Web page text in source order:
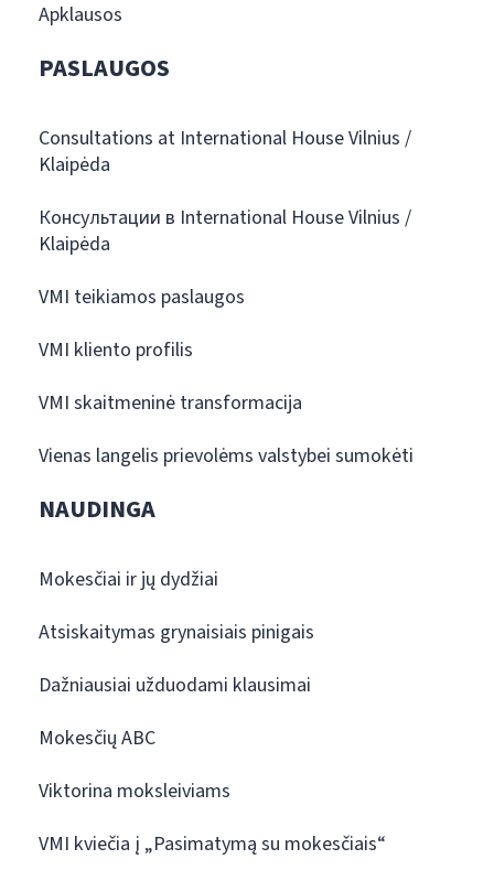
Apklausos
PASLAUGOS
Consultations at International House Vilnius /
Klaipėda
Консультации в International House Vilnius /
Klaipėda
VMI teikiamos paslaugos
VMI kliento profilis
VMI skaitmeninė transformacija
Vienas langelis prievolėms valstybei sumokėti
NAUDINGA
Mokesčiai ir jų dydžiai
Atsiskaitymas grynaisiais pinigais
Dažniausiai užduodami klausimai
Mokesčių ABC
Viktorina moksleiviams
VMI kviečia į „Pasimatymą su mokesčiais“